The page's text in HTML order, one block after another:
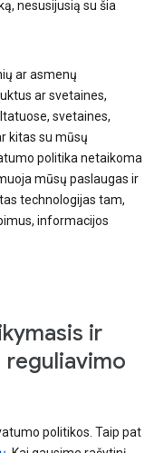
nesusijusią su šia
ar asmenų
ar svetaines,
svetaines,
kitas su mūsų
politika netaikoma
mūsų paslaugas ir
technologijas tam,
informacijos
ir
reguliavimo
politikos. Taip pat